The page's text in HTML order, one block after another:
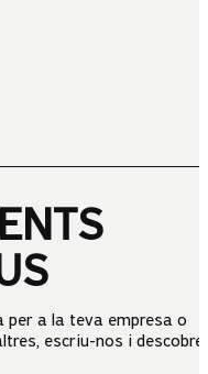
per a la teva empresa o
escriu-nos i